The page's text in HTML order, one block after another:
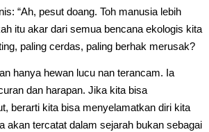
“Ah, pesut doang. Toh manusia lebih
itu akar dari semua bencana ekologis kita
paling cerdas, paling berhak merusak?
hanya hewan lucu nan terancam. Ia
dan harapan. Jika kita bisa
berarti kita bisa menyelamatkan diri kita
akan tercatat dalam sejarah bukan sebagai